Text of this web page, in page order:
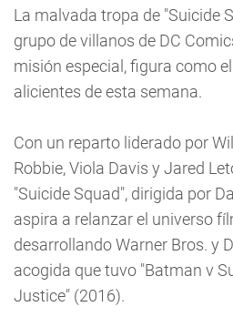
La malvada tropa de "Suicide
grupo de villanos de DC
misión especial, figura como
alicientes de esta semana.
Con un reparto liderado por
Robbie, Viola Davis y Jared
"Suicide Squad", dirigida por
aspira a relanzar el universo
desarrollando Warner Bros. y
acogida que tuvo "Batman v
Justice" (2016).